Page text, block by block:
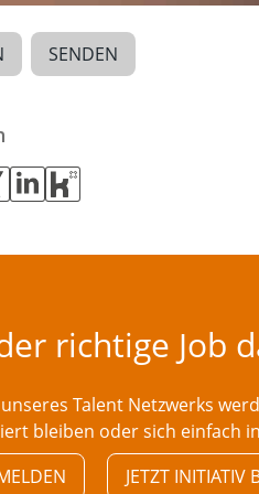
SENDEN
richtige Job
unseres Talent Netzwerks
bleiben oder sich einfach
JETZT INITIATIV